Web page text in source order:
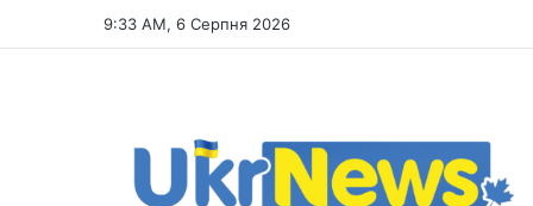
9:33 AM, 6 Серпня 2026